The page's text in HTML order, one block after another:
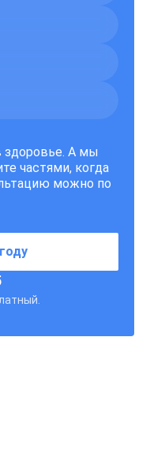
здоровье. А мы
частями, когда
можно по